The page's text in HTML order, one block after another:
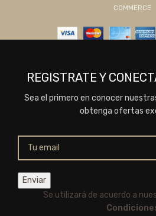
COMMERCE
REGISTRATE Y
Sea el primero en conocer
obtenga ofertas
Se utilizará de acuerdo a